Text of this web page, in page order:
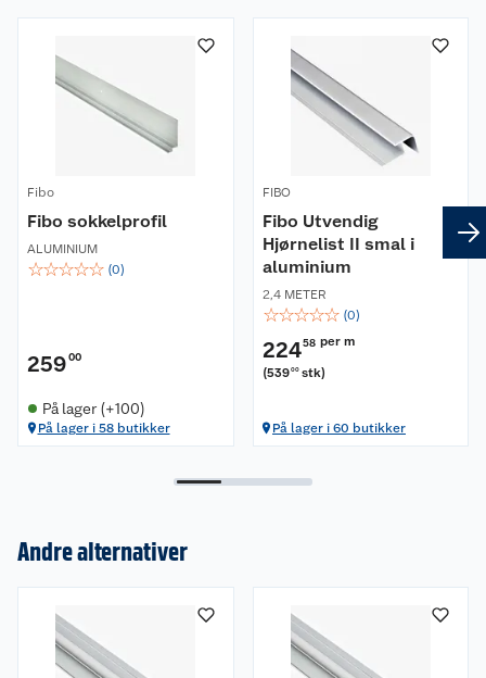
Fibo
Fibo sokkelprofil
ALUMINIUM
☆☆☆☆☆ (0)
25900
På lager (+100)
På lager i 58 butikker
FIBO
Fibo Utvendig
Hjørnelist II smal i
aluminium
2,4 METER
☆☆☆☆☆ (0)
22458 per m
(539 00 stk)
På lager i 60 butikker
Andre alternativer
Kundeservice
Nyheter